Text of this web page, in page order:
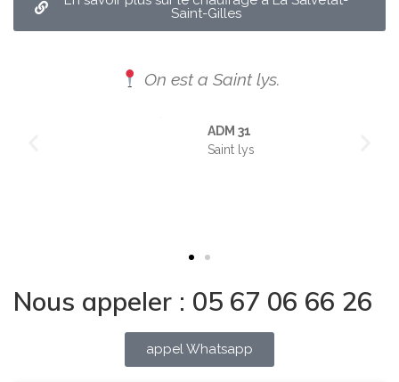
Saint-Gilles
On est a Saint lys.
ADM 31
Saint lys
Nous appeler : 05 67 06 66 26
appel Whatsapp